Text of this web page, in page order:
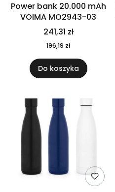
Power bank 20.000 mAh
VOIMA MO2943-03
241,31 zł
196,19 zł
Do koszyka